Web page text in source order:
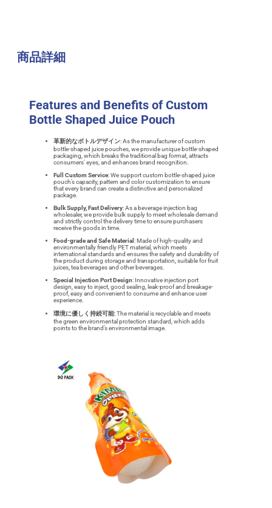
商品詳細
Features and Benefits of Custom
Bottle Shaped Juice Pouch
革新的なボトルデザイン: As the manufacturer of custom
bottle-shaped juice pouches, we provide unique bottle-shaped
packaging, which breaks the traditional bag format, attracts
consumers’ eyes, and enhances brand recognition.
Full Custom Service: We support custom bottle-shaped juice
pouch’s capacity, pattern and color customization to ensure
that every brand can create a distinctive and personalized
package.
Bulk Supply, Fast Delivery: As a beverage injection bag
wholesaler, we provide bulk supply to meet wholesale demand
and strictly control the delivery time to ensure purchasers
receive the goods in time.
Food-grade and Safe Material : Made of high-quality and
environmentally friendly PET material, which meets
international standards and ensures the safety and durability of
the product during storage and transportation, suitable for fruit
juices, tea beverages and other beverages.
Special Injection Port Design: Innovative injection port
design, easy to inject, good sealing, leak-proof and breakage-
proof, easy and convenient to consume and enhance user
experience.
環境に優しく持続可能: The material is recyclable and meets
the green environmental protection standard, which adds
points to the brand’s environmental image.